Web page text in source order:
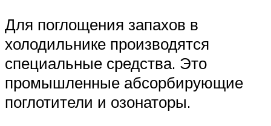
Для поглощения запахов в
холодильнике производятся
специальные средства. Это
промышленные абсорбирующие
поглотители и озонаторы.